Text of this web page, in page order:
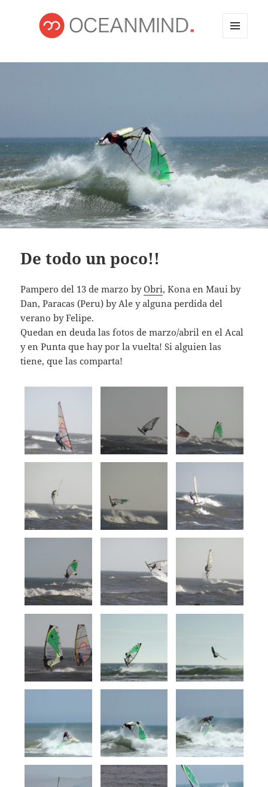
OCEANMIND
WIDGETS
De todo un poco!!
Pampero del 13 de marzo byObri, Kona en Maui by
Dan, Paracas (Peru) by Ale y alguna perdida del
verano by Felipe.
Quedan en deuda las fotos de marzo/abril en el Acal
y en Punta que hay por la vuelta! Si alguien las
tiene, que las comparta!